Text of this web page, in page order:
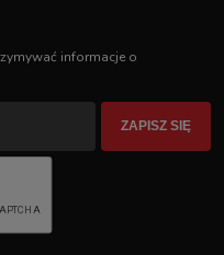
informacje o
ZAPISZ SIĘ